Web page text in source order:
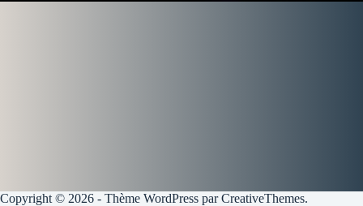
Copyright © 2026 - Thème WordPress parCreativeThemes.